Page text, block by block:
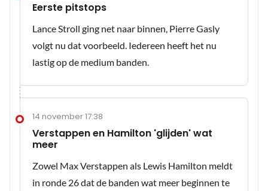
Eerste pitstops
Lance Stroll ging net naar binnen, Pierre Gasly
volgt nu dat voorbeeld. Iedereen heeft het nu
lastig op de medium banden.
14 november 17:38
Verstappen en Hamilton 'glijden' wat
meer
Zowel Max Verstappen als Lewis Hamilton meldt
in ronde 26 dat de banden wat meer beginnen te